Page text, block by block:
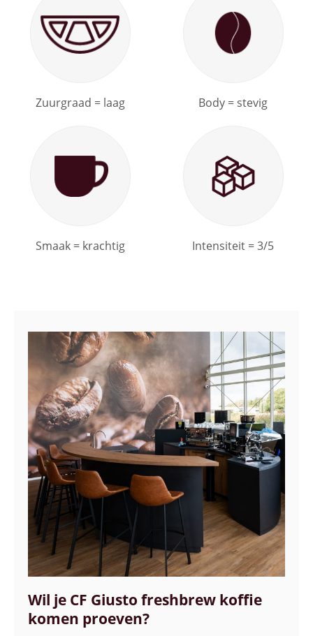
Zuurgraad = laag Body = stevig
Smaak = krachtig Intensiteit = 3/5
Wil je CF Giusto freshbrew koffie
komen proeven?